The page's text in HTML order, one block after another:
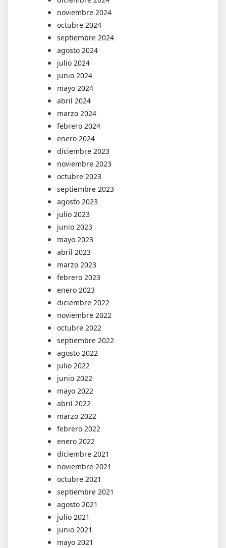
noviembre 2024
octubre 2024
septiembre 2024
agosto 2024
julio 2024
junio 2024
mayo 2024
abril 2024
marzo 2024
febrero 2024
enero 2024
diciembre 2023
noviembre 2023
octubre 2023
septiembre 2023
agosto 2023
julio 2023
junio 2023
mayo 2023
abril 2023
marzo 2023
febrero 2023
enero 2023
diciembre 2022
noviembre 2022
octubre 2022
septiembre 2022
agosto 2022
julio 2022
junio 2022
mayo 2022
abril 2022
marzo 2022
febrero 2022
enero 2022
diciembre 2021
noviembre 2021
octubre 2021
septiembre 2021
agosto 2021
julio 2021
junio 2021
mayo 2021